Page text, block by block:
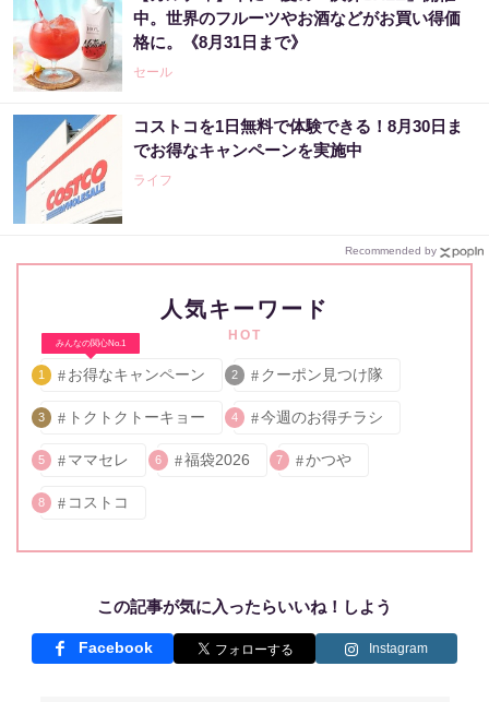
中。世界のフルーツやお酒などがお買い得価
格に。《8月31日まで》
セール
コストコを1日無料で体験できる！8月30日ま
でお得なキャンペーンを実施中
ライフ
Recommended by
人気キーワード
HOT
みんなの関心No.1
1 お得なキャンペーン 2 クーポン見つけ隊
3 トクトクトーキョー 4 今週のお得チラシ
5 ママセレ 6 福袋2026 7 かつや
8 コストコ
この記事が気に入ったらいいね！しよう
Facebook Instagram